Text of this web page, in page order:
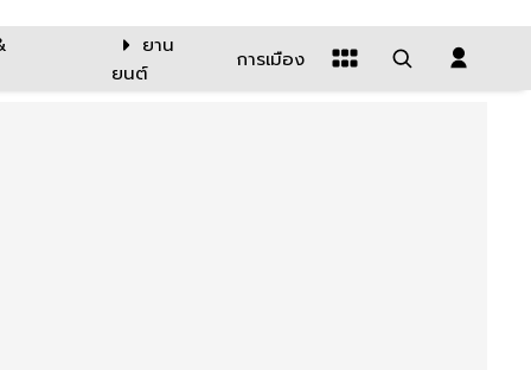
ยาน
ยนต์
การเมือง